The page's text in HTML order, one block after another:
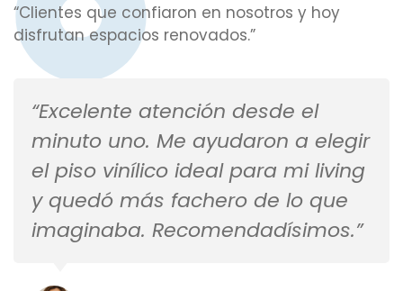
“Clientes que confiaron en nosotros y hoy
disfrutan espacios renovados.”
“Excelente atención desde el
minuto uno. Me ayudaron a elegir
el piso vinílico ideal para mi living
y quedó más fachero de lo que
imaginaba. Recomendadísimos.”